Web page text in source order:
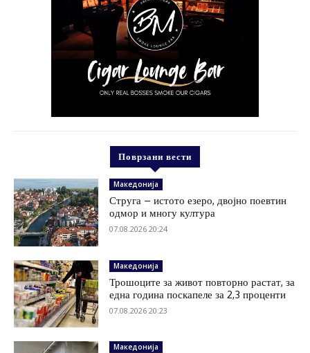
Поврзани вести
Македонија
Струга – истото езеро, двојно поевтин
одмор и многу култура
07.08.2026 20:24
Македонија
Трошоците за живот повторно растат, за
една година поскапеле за 2,3 проценти
07.08.2026 20:23
Македонија